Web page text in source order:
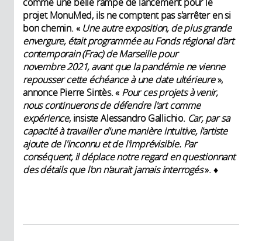
projet MonuMed, ils ne comptent pas s'arrêter en si
bon chemin. « Une autre exposition, de plus grande
envergure, était programmée au Fonds régional d'art
contemporain (Frac) de Marseille pour
novembre 2021, avant que la pandémie ne vienne
repousser cette échéance à une date ultérieure»,
annonce Pierre Sintès. « Pour ces projets à venir,
nous continuerons de défendre l'art comme
expérience, insiste Alessandro Gallichio. Car, par sa
capacité à travailler d'une manière intuitive, l'artiste
ajoute de l'inconnu et de l'imprévisible. Par
conséquent, il déplace notre regard en questionnant
des détails que l'on n'aurait jamais interrogés». ♦